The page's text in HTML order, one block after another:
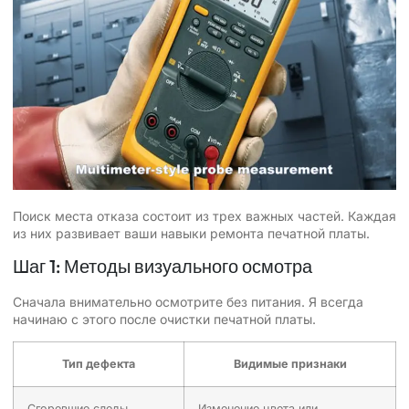
Поиск места отказа состоит из трех важных частей. Каждая
из них развивает ваши навыки ремонта печатной платы.
Шаг 1: Методы визуального осмотра
Сначала внимательно осмотрите без питания. Я всегда
начинаю с этого после очистки печатной платы.
Тип дефекта Видимые признаки